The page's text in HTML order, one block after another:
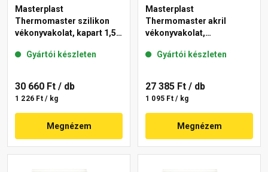
Masterplast
Thermomaster szilikon
vékonyvakolat, kapart 1,5
Gyártói készleten
30 660 Ft / db
1 226 Ft / kg
Megnézem
Masterplast
Thermomaster akril
vékonyvakolat,
45-E 25 kg
Gyártói készleten
27 385 Ft / db
1 095 Ft / kg
Megnézem